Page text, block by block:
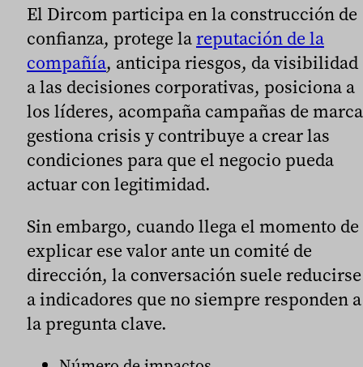
El Dircom participa en la construcción de
confianza, protege lareputación de la
compañía, anticipa riesgos, da visibilidad
a las decisiones corporativas, posiciona a
los líderes, acompaña campañas de
gestiona crisis y contribuye a crear las
condiciones para que el negocio pueda
actuar con legitimidad.
Sin embargo, cuando llega el momento de
explicar ese valor ante un comité de
dirección, la conversación suele reducirse
a indicadores que no siempre responden a
la pregunta clave.